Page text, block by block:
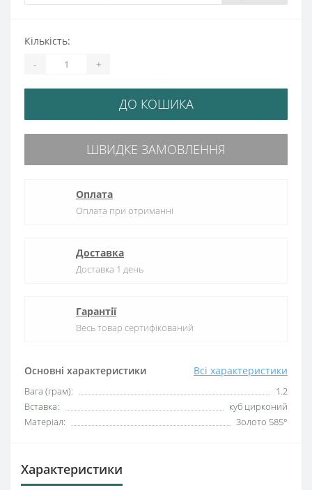
Основні характеристики Всі характеристики
Вага (грам):
1.2
Вставка:
куб цирконий
Матеріал:
Золото 585°
Кількість:
- +
ДО КОШИКА
ШВИДКЕ ЗАМОВЛЕННЯ
Оплата
Оплата при отриманні
Доставка
Доставка 1 день
Гарантії
Весь товар сертифікований
Характеристики